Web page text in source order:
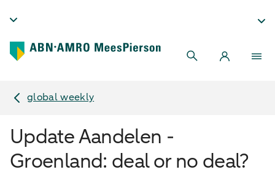
global weekly
Update Aandelen -
Groenland: deal or no deal?